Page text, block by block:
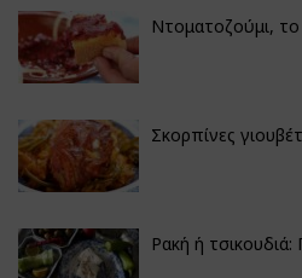
Ντοματοζούμι, το
Σκορπίνες
Ρακή ή τσικουδιά: